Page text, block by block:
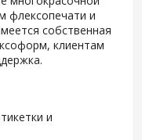
флексопечати и
собственная
клиентам
и